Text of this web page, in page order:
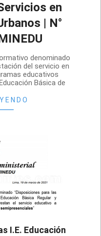
en
| N°
denominado
del servicio en
educativos
Básica de
I.E. Educación